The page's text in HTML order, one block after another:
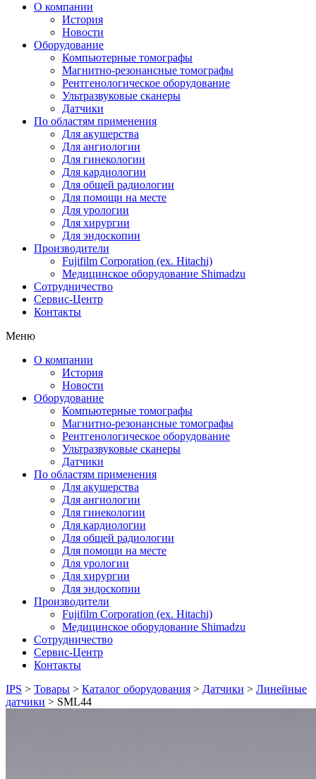
О компании
История
Новости
Оборудование
Компьютерные томографы
Магнитно-резонансные томографы
Рентгенологическое оборудование
Ультразвуковые сканеры
Датчики
По областям применения
Для акушерства
Для ангиологии
Для гинекологии
Для кардиологии
Для общей радиологии
Для помощи на месте
Для урологии
Для хирургии
Для эндоскопии
Производители
Fujifilm Corporation (ex. Hitachi)
Медицинское оборудование Shimadzu
Сотрудничество
Сервис-Центр
Контакты
Меню
О компании
История
Новости
Оборудование
Компьютерные томографы
Магнитно-резонансные томографы
Рентгенологическое оборудование
Ультразвуковые сканеры
Датчики
По областям применения
Для акушерства
Для ангиологии
Для гинекологии
Для кардиологии
Для общей радиологии
Для помощи на месте
Для урологии
Для хирургии
Для эндоскопии
Производители
Fujifilm Corporation (ex. Hitachi)
Медицинское оборудование Shimadzu
Сотрудничество
Сервис-Центр
Контакты
IPS > Товары > Каталог оборудования > Датчики > Линейные
датчики > SML44